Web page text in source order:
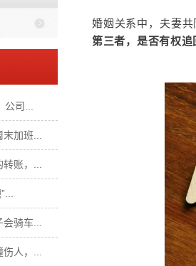
司...
加班...
账，...
骑车...
人，...
婚姻关系中，夫妻共
第三者，是否有权追